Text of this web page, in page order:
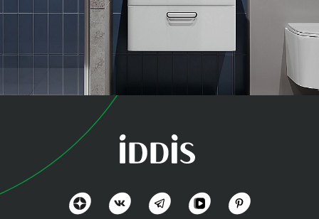
Оптима Хоум (Optima
Польза и функциональность